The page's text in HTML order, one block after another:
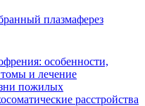
плазмаферез
особенности,
и лечение
пожилых
расстройства